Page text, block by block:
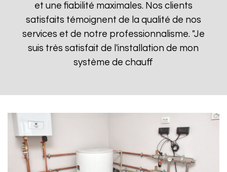
et une fiabilité maximales. Nos clients
satisfaits témoignent de la qualité de nos
services et de notre professionnalisme. "Je
suis très satisfait de l'installation de mon
système de chauff